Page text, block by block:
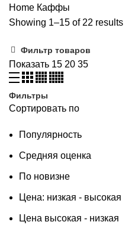
Home Каффы
Showing 1–15 of 22 results
Фильтр товаров
Показать 15 20 35
Фильтры
Сортировать по
Популярность
Средняя оценка
По новизне
Цена: низкая - высокая
Цена высокая - низкая